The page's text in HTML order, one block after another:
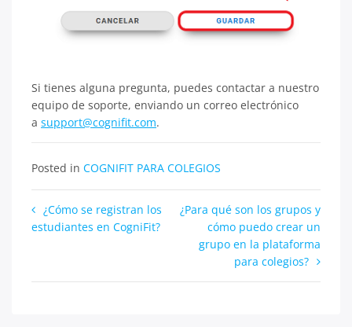
Si tienes alguna pregunta, puedes contactar a nuestro
equipo de soporte, enviando un correo electrónico
a support@cognifit.com.
Posted in COGNIFIT PARA COLEGIOS
Navegación
de
¿Cómo se registran los
estudiantes en CogniFit?
¿Para qué son los grupos y
cómo puedo crear un
grupo en la plataforma
para colegios?